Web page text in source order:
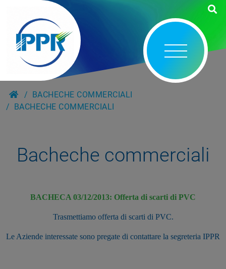
BACHECHE COMMERCIALI
BACHECHE COMMERCIALI
Bacheche commerciali
BACHECA 03/12/2013: Offerta di scarti di PVC
Trasmettiamo offerta di scarti di PVC.
Le Aziende interessate sono pregate di contattare la segreteria IPPR